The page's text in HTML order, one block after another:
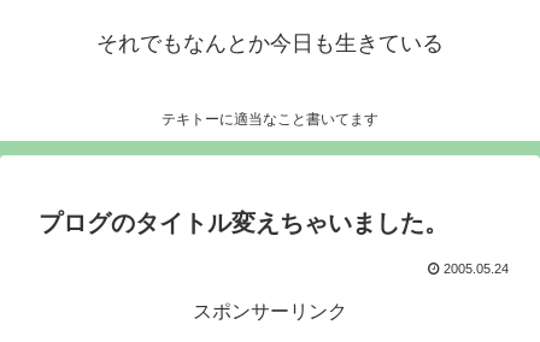
それでもなんとか今日も生きている
テキトーに適当なこと書いてます
プログのタイトル変えちゃいました。
2005.05.24
スポンサーリンク